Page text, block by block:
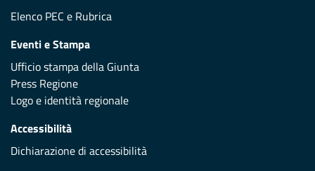
Elenco PEC e Rubrica
Eventi e Stampa
Ufficio stampa della Giunta
Press Regione
Logo e identità regionale
Accessibilità
Dichiarazione di accessibilità